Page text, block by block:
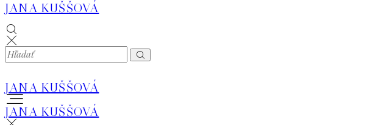
JANA KUŠŠOVÁ
JANA KUŠŠOVÁ
JANA KUŠŠOVÁ